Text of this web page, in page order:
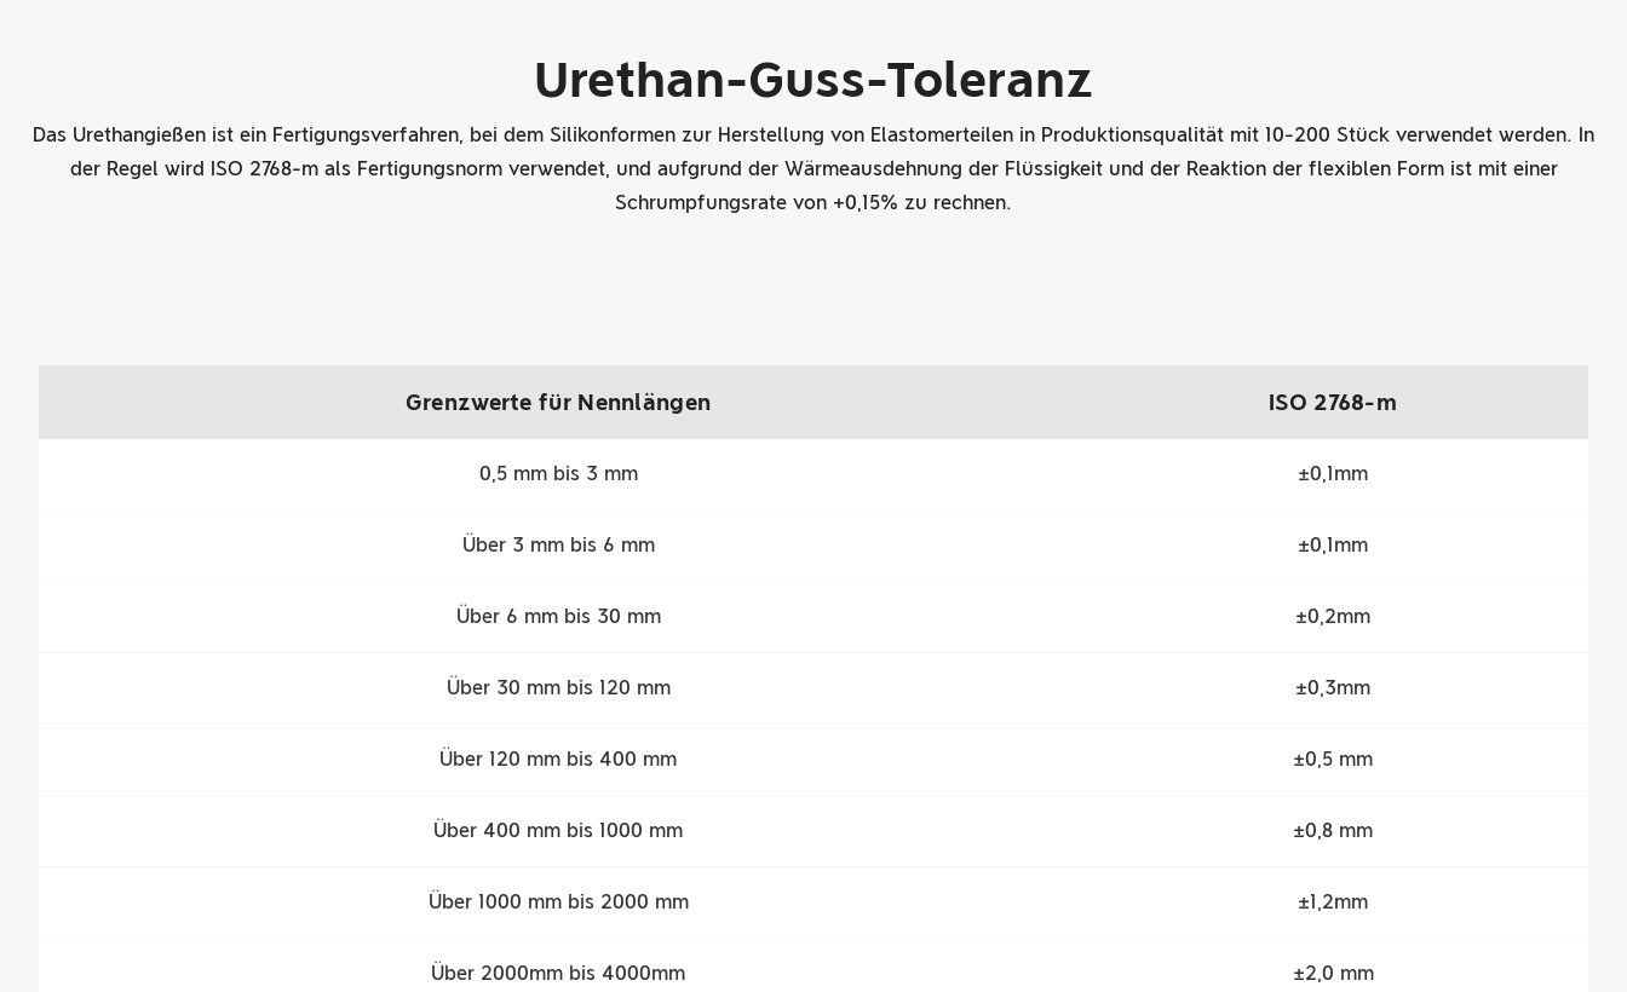
Urethan-Guss-Toleranz
Das Urethangießen ist ein Fertigungsverfahren, bei dem Silikonformen zur Herstellung von Elastomerteilen in Produktionsqualität mit 10-200 Stück verwendet werden. In
der Regel wird ISO 2768-m als Fertigungsnorm verwendet, und aufgrund der Wärmeausdehnung der Flüssigkeit und der Reaktion der flexiblen Form ist mit einer
Schrumpfungsrate von +0,15% zu rechnen.
Grenzwerte für Nennlängen ISO 2768-m
0,5 mm bis 3 mm ±0,1mm
Über 3 mm bis 6 mm ±0,1mm
Über 6 mm bis 30 mm ±0,2mm
Über 30 mm bis 120 mm ±0,3mm
Über 120 mm bis 400 mm ±0,5 mm
Über 400 mm bis 1000 mm ±0,8 mm
Über 1000 mm bis 2000 mm ±1,2mm
Über 2000mm bis 4000mm ±2,0 mm